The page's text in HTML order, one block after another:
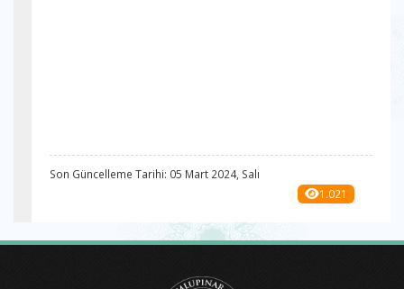
Son Güncelleme Tarihi: 05 Mart 2024, Salı
1.021